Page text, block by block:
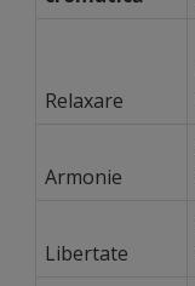
Relaxare
Armonie
Libertate